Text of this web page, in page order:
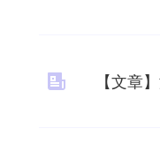
【文章